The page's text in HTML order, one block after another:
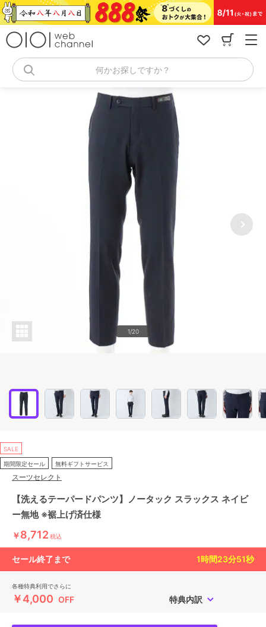
コ
ン
何かお探しですか？
1/20
SALE
期間限定セール 無料ギフトサービス
スーツセレクト
【洗えるテーパードパンツ】ノータック スラックス ネイビ
ー無地 ※裾上げ済仕様
￥8,712 税込
セール終了まで 1時間23分50秒
各種特典利用でさらに
￥4,000 OFF 特典内訳